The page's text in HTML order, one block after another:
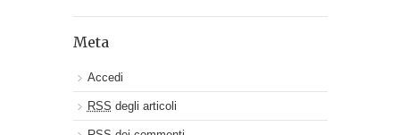
Meta
Accedi
RSS degli articoli